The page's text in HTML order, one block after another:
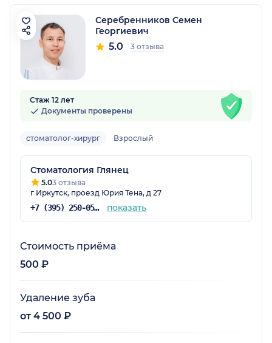
Серебренников Семен
Георгиевич
5.0 3 отзыва
Стаж 12 лет
Документы проверены
стоматолог-хирург Взрослый
Стоматология Глянец
5.03 отзыва
г Иркутск, проезд Юрия Тена, д 27
+7 (395) 250-05-37 показать
Стоимость приёма
500 ₽
Удаление зуба
от 4 500 ₽